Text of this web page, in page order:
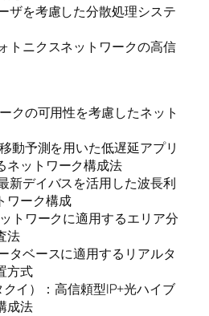
ザを考慮した分散処理システ
ニクスネットワークの高信
クの可用性を考慮したネット
動予測を用いた低遅延アプリ
ネットワーク構成法
新デイバスを活用した波長利
ワーク構成
トワークに適用するエリア分
法
タベースに適用するリアルタ
方式
クイ）：高信頼型IP+光ハイブ
成法